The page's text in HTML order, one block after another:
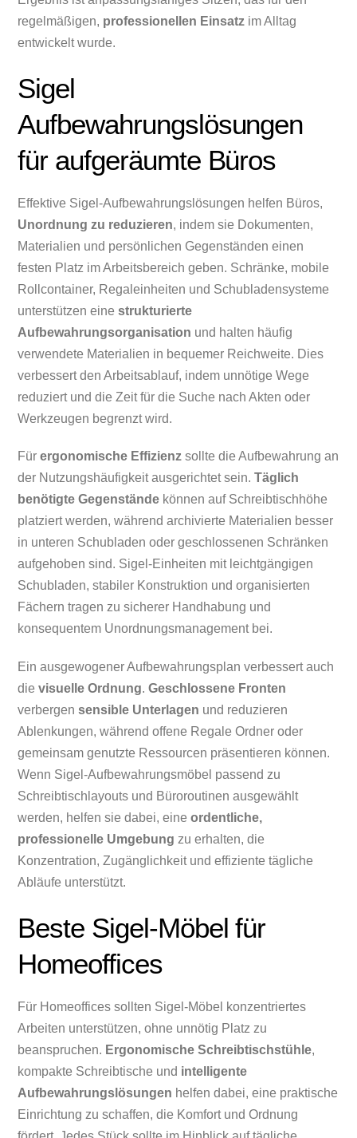
regelmäßigen, professionellen Einsatz im Alltag
entwickelt wurde.
Sigel
Aufbewahrungslösungen
für aufgeräumte Büros
Effektive Sigel-Aufbewahrungslösungen helfen Büros,
Unordnung zu reduzieren, indem sie Dokumenten,
Materialien und persönlichen Gegenständen einen
festen Platz im Arbeitsbereich geben. Schränke, mobile
Rollcontainer, Regaleinheiten und Schubladensysteme
unterstützen einestrukturierte
Aufbewahrungsorganisation und halten häufig
verwendete Materialien in bequemer Reichweite. Dies
verbessert den Arbeitsablauf, indem unnötige Wege
reduziert und die Zeit für die Suche nach Akten oder
Werkzeugen begrenzt wird.
Fürergonomische Effizienz sollte die Aufbewahrung an
der Nutzungshäufigkeit ausgerichtet sein.Täglich
benötigte Gegenstände können auf Schreibtischhöhe
platziert werden, während archivierte Materialien besser
in unteren Schubladen oder geschlossenen Schränken
aufgehoben sind. Sigel-Einheiten mit leichtgängigen
Schubladen, stabiler Konstruktion und organisierten
Fächern tragen zu sicherer Handhabung und
konsequentem Unordnungsmanagement bei.
Ein ausgewogener Aufbewahrungsplan verbessert auch
dievisuelle Ordnung.Geschlossene Fronten
verbergensensible Unterlagen und reduzieren
Ablenkungen, während offene Regale Ordner oder
gemeinsam genutzte Ressourcen präsentieren können.
Wenn Sigel-Aufbewahrungsmöbel passend zu
Schreibtischlayouts und Büroroutinen ausgewählt
werden, helfen sie dabei, eineordentliche,
professionelle Umgebung zu erhalten, die
Konzentration, Zugänglichkeit und effiziente tägliche
Abläufe unterstützt.
Beste Sigel-Möbel für
Homeoffices
Für Homeoffices sollten Sigel-Möbel konzentriertes
Arbeiten unterstützen, ohne unnötig Platz zu
beanspruchen. Ergonomische Schreibtischstühle,
kompakte Schreibtische und intelligente
Aufbewahrungslösungen helfen dabei, eine praktische
Einrichtung zu schaffen, die Komfort und Ordnung